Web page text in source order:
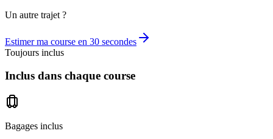
Un autre trajet ?
Estimer ma course en 30 secondes
Toujours inclus
Inclus dans chaque course
Bagages inclus